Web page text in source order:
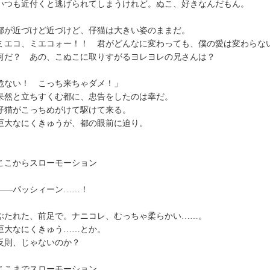
も近付くと逃げられてしまうけれど。ぬこ、好きなんだもん。
近づけど近づけど、仔猫は大きい姿のままだ。
エコ、ミエコォー！！ 君がどんなに変わっても、僕の愛は変わらな
？ あの、こぬこに取りすがるヨレヨレの兄さんは？
ない！ こっち来ちゃダメ！」
と立ちすくむ都に、忠告をしたのは幸だ。
がこっちめがけて駆けて来る。
なにくきゅうが、都の眼前に迫り。
からスローモーション
パッシィーン……！
れた、前足で。ナニコレ、むっちゃ柔らかい……。
なにくきゅう……とか。
、じゃないのか？